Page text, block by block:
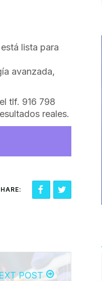
lista para
avanzada,
tlf. 916 798
reales.
POST